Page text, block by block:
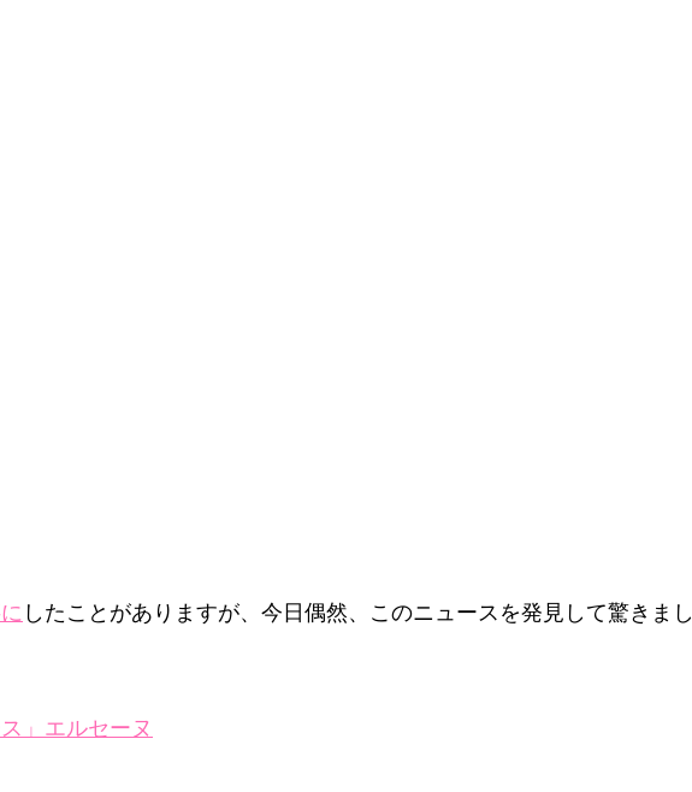
したことがありますが、今日偶然、このニュースを発見して驚きまし
」エルセーヌ